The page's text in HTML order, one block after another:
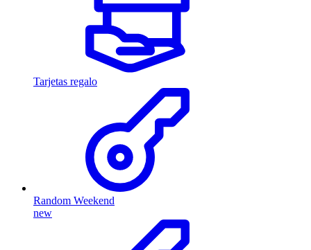
Tarjetas regalo
Random Weekend
new